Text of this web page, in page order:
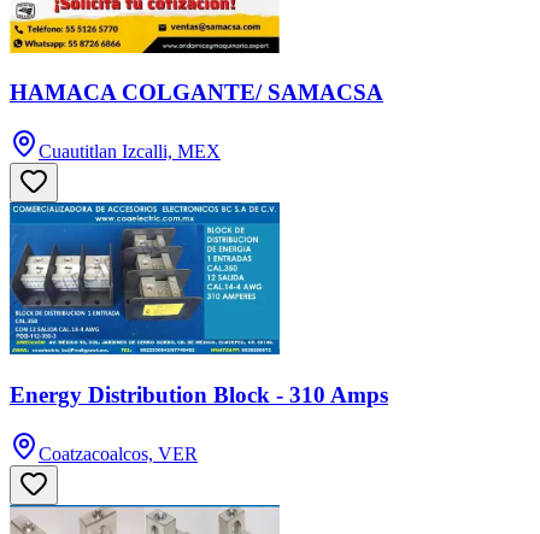
HAMACA COLGANTE/ SAMACSA
Cuautitlan Izcalli, MEX
Energy Distribution Block - 310 Amps
Coatzacoalcos, VER